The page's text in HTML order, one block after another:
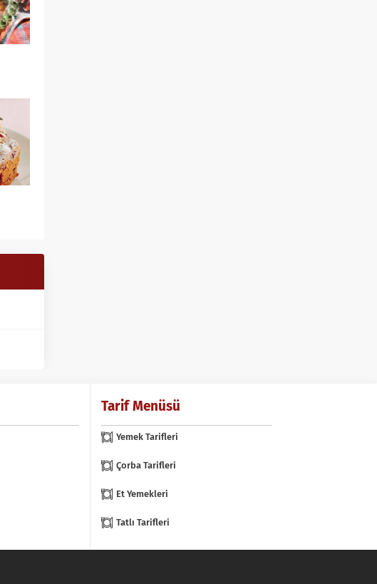
Tarif Menüsü
Yemek Tarifleri
Çorba Tarifleri
Et Yemekleri
Tatlı Tarifleri